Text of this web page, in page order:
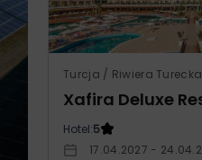
Turcja / Riwiera
Xafira Deluxe
Hotel:5
17.04.2027 -